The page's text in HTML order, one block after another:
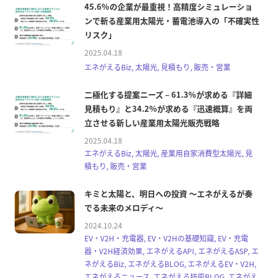
45.6%の企業が最重視！高精度シミュレーショ
ンで斬る産業用太陽光・蓄電池導入の「不確実性
リスク」
2025.04.18
エネがえるBiz, 太陽光, 見積もり, 販売・営業
二極化する提案ニーズ – 61.3%が求める『詳細
見積もり』と34.2%が求める『迅速概算』を両
立させる新しい産業用太陽光販売戦略
2025.04.18
エネがえるBiz, 太陽光, 産業用自家消費型太陽光, 見
積もり, 販売・営業
キミと太陽と、明日への投資 〜エネがえるが奏
でる未来のメロディ〜
2024.10.24
EV・V2H・充電器, EV・V2Hの基礎知識, EV・充電
器・V2H経済効果, エネがえるAPI, エネがえるASP, エ
ネがえるBiz, エネがえるBLOG, エネがえるEV・V2H,